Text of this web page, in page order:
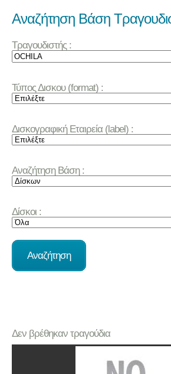
Αναζήτηση Βάση
Τραγουδιστής :
Τύπος Δισκου (format) :
Δισκογραφική Εταιρεία (label) :
Αναζήτηση Βάση :
Δίσκοι :
Δεν βρέθηκαν τραγούδια